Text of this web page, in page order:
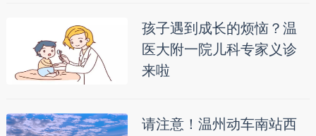
孩子遇到成长的烦恼？温
医大附一院儿科专家义诊
来啦
请注意！温州动车南站西